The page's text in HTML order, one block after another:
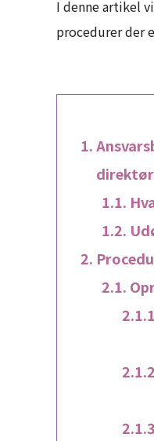
I denne artikel
procedurer der